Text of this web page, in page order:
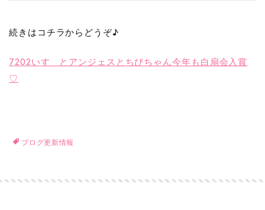
続きはコチラからどうぞ♪
7202いすゞとアンジェスとちびちゃん今年も白扇会入賞
♡
ブログ更新情報